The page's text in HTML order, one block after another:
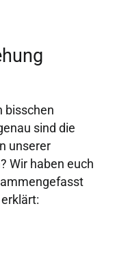
bisschen
sind die
unserer
Wir haben euch